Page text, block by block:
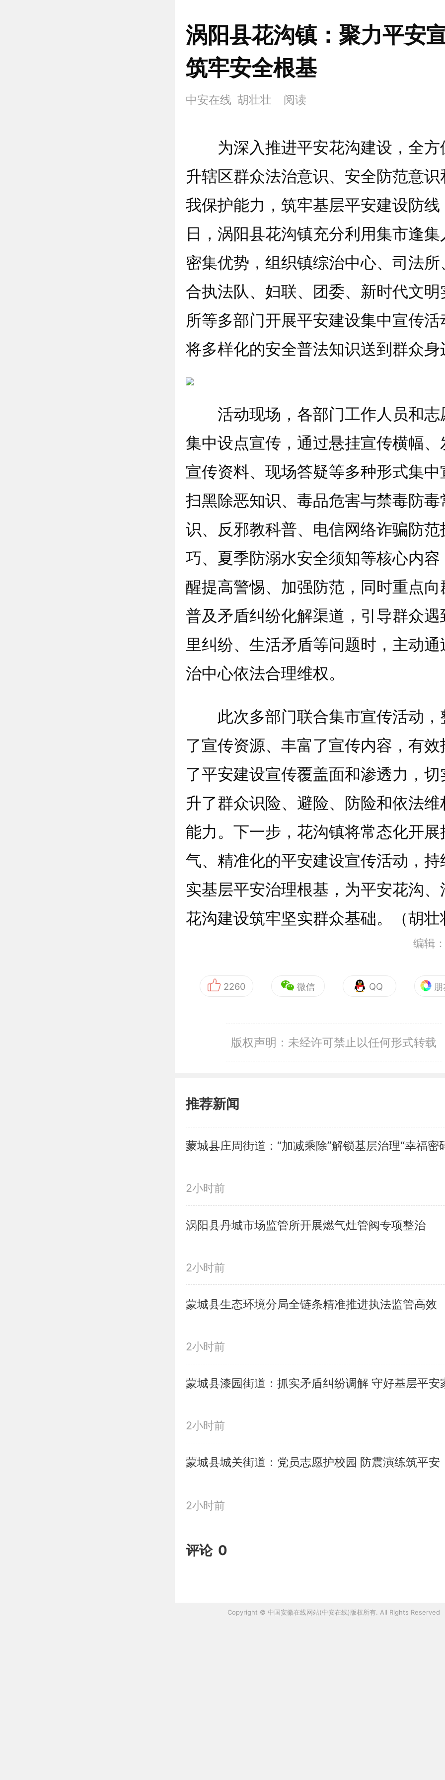
涡阳县花沟镇：聚力平安
筑牢安全根基
中安在线 胡壮壮 阅读
为深入推进平安花沟建设，全方
升辖区群众法治意识、安全防范意识
我保护能力，筑牢基层平安建设防线
日，涡阳县花沟镇充分利用集市逢集
密集优势，组织镇综治中心、司法所
合执法队、妇联、团委、新时代文明
所等多部门开展平安建设集中宣传活
将多样化的安全普法知识送到群众身
活动现场，各部门工作人员和志
集中设点宣传，通过悬挂宣传横幅、
宣传资料、现场答疑等多种形式集中
扫黑除恶知识、毒品危害与禁毒防毒
识、反邪教科普、电信网络诈骗防范
巧、夏季防溺水安全须知等核心内容
醒提高警惕、加强防范，同时重点向
普及矛盾纠纷化解渠道，引导群众遇
里纠纷、生活矛盾等问题时，主动通
治中心依法合理维权。
此次多部门联合集市宣传活动，
了宣传资源、丰富了宣传内容，有效
了平安建设宣传覆盖面和渗透力，切
升了群众识险、避险、防险和依法维
能力。下一步，花沟镇将常态化开展
气、精准化的平安建设宣传活动，持
实基层平安治理根基，为平安花沟、
花沟建设筑牢坚实群众基础。（胡壮
编辑
2260 微信 QQ
版权声明：未经许可禁止以任何形式转载
推荐新闻
蒙城县庄周街道：“加减乘除”解锁基层治理“幸福密
2小时前
涡阳县丹城市场监管所开展燃气灶管阀专项整治
2小时前
蒙城县生态环境分局全链条精准推进执法监管高效
2小时前
蒙城县漆园街道：抓实矛盾纠纷调解 守好基层平安
2小时前
蒙城县城关街道：党员志愿护校园 防震演练筑平安
2小时前
评论 0
Copyright © 中国安徽在线网站(中安在线)版权所有. All Rights Reserved